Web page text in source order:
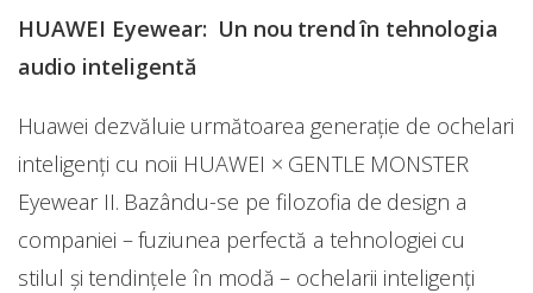
HUAWEI Eyewear: Un nou trendîn tehnologia
audio inteligentă
Huawei dezvăluie următoarea generație de ochelari
inteligenți cu noii HUAWEI × GENTLE MONSTER
Eyewear II. Bazându-se pe filozofia de design a
companiei – fuziunea perfectă a tehnologiei cu
stilul și tendințele în modă – ochelarii inteligenți